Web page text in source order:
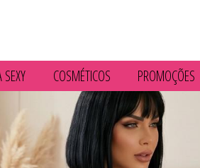
SEXY COSMÉTICOS PROMOÇÕES